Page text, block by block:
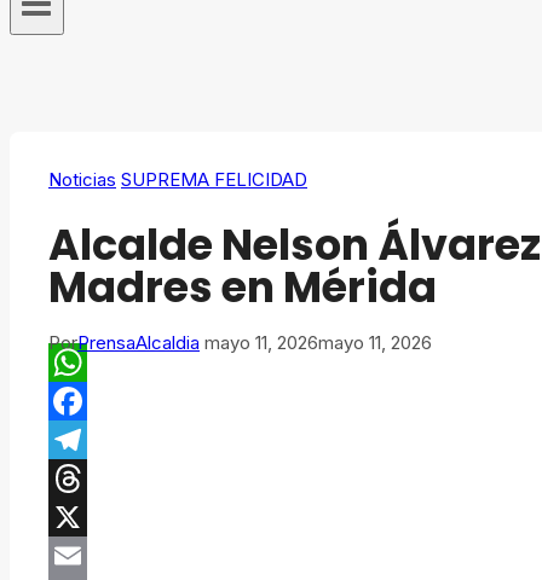
Noticias SUPREMA FELICIDAD
Alcalde Nelson
Madres en Mérida
PorPrensaAlcaldia mayo 11, 2026mayo 11, 2026
WhatsApp
Facebook
Telegram
Threads
X